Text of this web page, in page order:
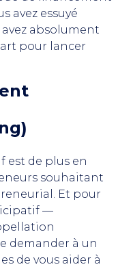
avez essuyé
absolument
pour lancer
est de plus en
souhaitant
Et pour
—
demander à un
de vous aider à